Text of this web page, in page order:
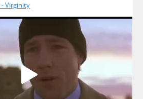
- Virginity